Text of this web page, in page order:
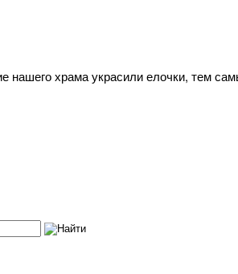
храма украсили елочки, тем